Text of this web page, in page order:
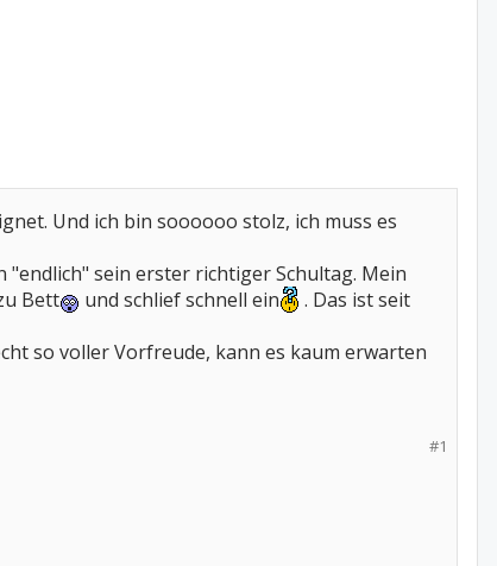
Und ich bin soooooo stolz, ich muss es
sein erster richtiger Schultag. Mein
Bett
und schlief schnell ein
. Das ist seit
so voller Vorfreude, kann es kaum erwarten
#1